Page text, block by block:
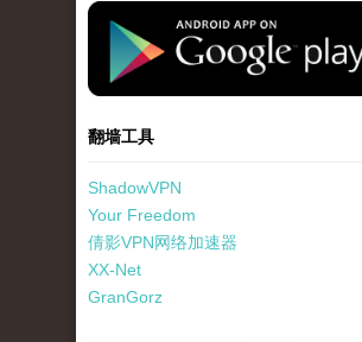
standard-icon-googleplay-
翻墙工具
ShadowVPN
Your Freedom
倩影VPN网络加速器
XX-Net
GranGorz